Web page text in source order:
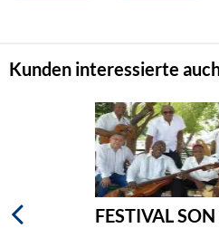
Kunden interessierte
FESTIVAL